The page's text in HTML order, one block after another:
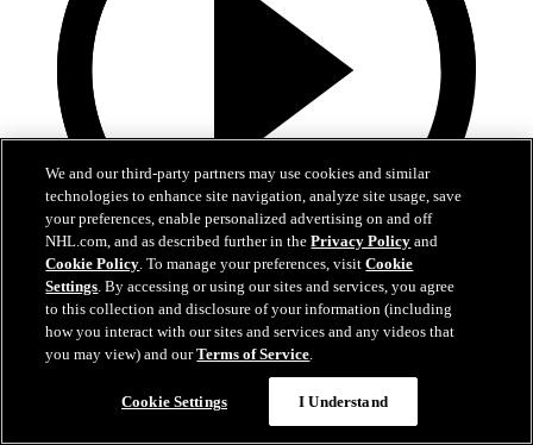
5:34
Hischiers bisher beste OT-Siegtore als Devil
Hischiers entscheidende Momente bleiben in New Jersey
We and our third-party partners may use cookies and similar
technologies to enhance site navigation, analyze site usage, save
your preferences, enable personalized advertising on and off
NHL.com, and as described further in thePrivacy Policy and
Cookie Policy. To manage your preferences, visitCookie
Settings. By accessing or using our sites and services, you agree
to this collection and disclosure of your information (including
how you interact with our sites and services and any videos that
you may view) and ourTerms of Service.
Cookie Settings I Understand